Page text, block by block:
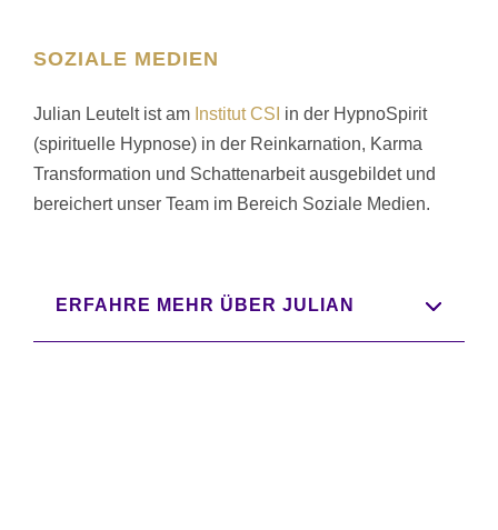
SOZIALE MEDIEN
Julian Leutelt ist am Institut CSI in der HypnoSpirit
(spirituelle Hypnose) in der Reinkarnation, Karma
Transformation und Schattenarbeit ausgebildet und
bereichert unser Team im Bereich Soziale Medien.
ERFAHRE MEHR ÜBER JULIAN